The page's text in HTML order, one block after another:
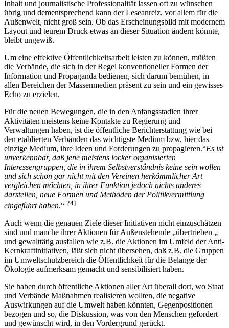
Inhalt und journalistische Professionalität lassen oft zu wünschen
übrig und dementsprechend kann der Leseanreiz, vor allem für die
Außenwelt, nicht groß sein. Ob das Erscheinungsbild mit modernem
Layout und teurem Druck etwas an dieser Situation ändern könnte,
bleibt ungewiß.
Um eine effektive Öffentlichkeitsarbeit leisten zu können, müßten
die Verbände, die sich in der Regel konventioneller Formen der
Information und Propaganda bedienen, sich darum bemühen, in
allen Bereichen der Massenmedien präsent zu sein und ein gewisses
Echo zu erzielen.
Für die neuen Bewegungen, die in den Anfangsstadien ihrer
Aktivitäten meistens keine Kontakte zu Regierung und
Verwaltungen haben, ist die öffentliche Berichterstattung wie bei
den etablierten Verbänden das wichtigste Medium bzw. hier das
einzige Medium, ihre Ideen und Forderungen zu propagieren.“Es ist
unverkennbar, daß jene meistens locker organisierten
Interessengruppen, die in ihrem Selbstverständnis keine sein wollen
und sich schon gar nicht mit den Vereinen herkömmlicher Art
vergleichen möchten, in ihrer Funktion jedoch nichts anderes
darstellen, neue Formen und Methoden der Politikvermittlung
eingeführt haben.“[24]
Auch wenn die genauen Ziele dieser Initiativen nicht einzuschätzen
sind und manche ihrer Aktionen für Außenstehende „übertrieben „
und gewalttätig ausfallen wie z.B. die Aktionen im Umfeld der Anti-
Kernkraftinitiativen, läßt sich nicht übersehen, daß z.B. die Gruppen
im Umweltschutzbereich die Öffentlichkeit für die Belange der
Ökologie aufmerksam gemacht und sensibilisiert haben.
Sie haben durch öffentliche Aktionen aller Art überall dort, wo Staat
und Verbände Maßnahmen realisieren wollten, die negative
Auswirkungen auf die Umwelt haben könnten, Gegenpositionen
bezogen und so, die Diskussion, was von den Menschen gefordert
und gewünscht wird, in den Vordergrund gerückt.